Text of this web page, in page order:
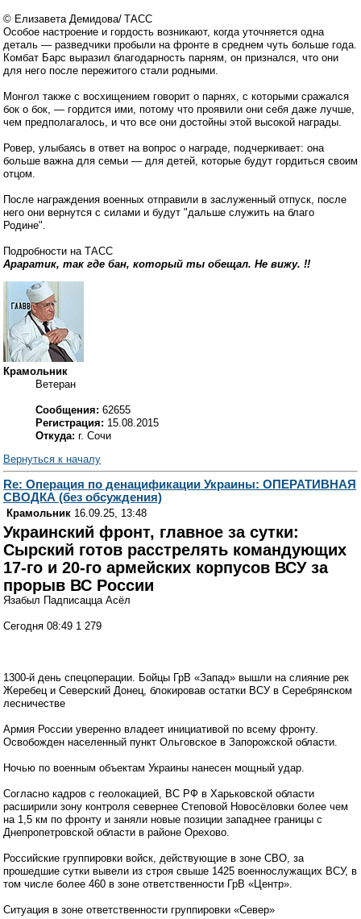
© Елизавета Демидова/ ТАСС
Особое настроение и гордость возникают, когда уточняется одна
деталь — разведчики пробыли на фронте в среднем чуть больше года.
Комбат Барс выразил благодарность парням, он признался, что они
для него после пережитого стали родными.
Монгол также с восхищением говорит о парнях, с которыми сражался
бок о бок, — гордится ими, потому что проявили они себя даже лучше,
чем предполагалось, и что все они достойны этой высокой награды.
Ровер, улыбаясь в ответ на вопрос о награде, подчеркивает: она
больше важна для семьи — для детей, которые будут гордиться своим
отцом.
После награждения военных отправили в заслуженный отпуск, после
него они вернутся с силами и будут "дальше служить на благо
Родине".
Подробности на ТАСС
Араратик, так где бан, который ты обещал. Не вижу. !!
Крамольник
Ветеран
Сообщения: 62655
Регистрация: 15.08.2015
Откуда: г. Сочи
Вернуться к началу
Re: Операция по денацификации Украины: ОПЕРАТИВНАЯ
СВОДКА (без обсуждения)
Крамольник 16.09.25, 13:48
Украинский фронт, главное за сутки:
Сырский готов расстрелять командующих
17-го и 20-го армейских корпусов ВСУ за
прорыв ВС России
Язабыл Падписацца Асёл
Сегодня 08:49 1 279
1300-й день спецоперации. Бойцы ГрВ «Запад» вышли на слияние рек
Жеребец и Северский Донец, блокировав остатки ВСУ в Серебрянском
лесничестве
Армия России уверенно владеет инициативой по всему фронту.
Освобожден населенный пункт Ольговское в Запорожской области.
Ночью по военным объектам Украины нанесен мощный удар.
Согласно кадров с геолокацией, ВС РФ в Харьковской области
расширили зону контроля севернее Степовой Новосёловки более чем
на 1,5 км по фронту и заняли новые позиции западнее границы с
Днепропетровской области в районе Орехово.
Российские группировки войск, действующие в зоне СВО, за
прошедшие сутки вывели из строя свыше 1425 военнослужащих ВСУ, в
том числе более 460 в зоне ответственности ГрВ «Центр».
Ситуация в зоне ответственности группировки «Север»